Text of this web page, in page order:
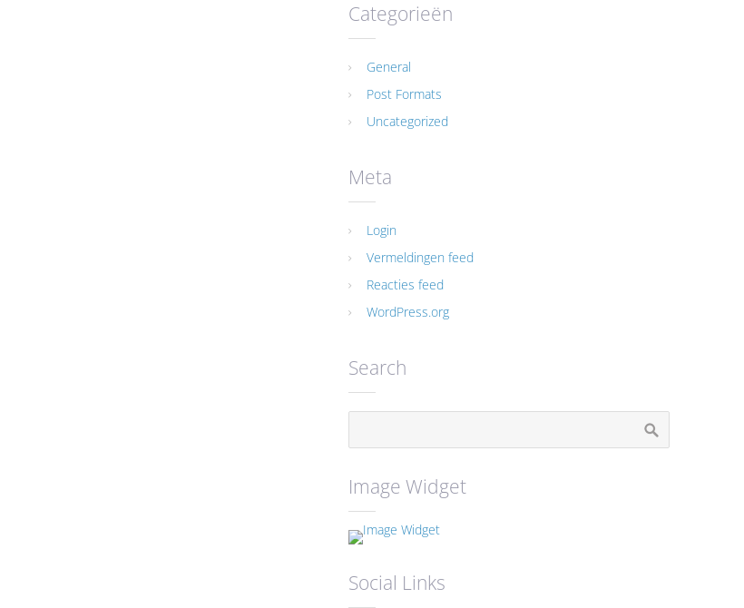
Categorieën
General
Post Formats
Uncategorized
Meta
Login
Vermeldingen feed
Reacties feed
WordPress.org
Search
Image Widget
Social Links